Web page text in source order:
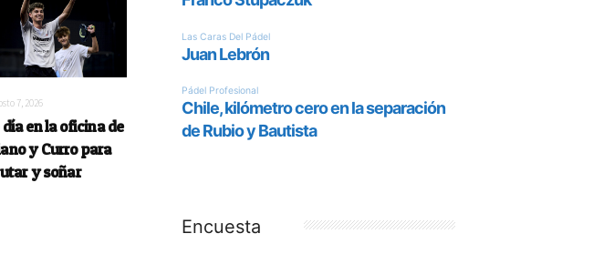
7, 2026
en la oficina de
y Curro para
y soñar
Encuesta